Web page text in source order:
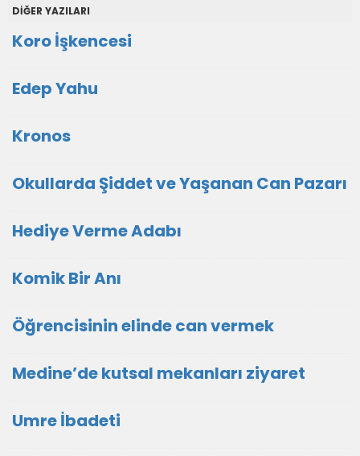
DİĞER YAZILARI
Koro İşkencesi
Edep Yahu
Kronos
Okullarda Şiddet ve Yaşanan Can Pazarı
Hediye Verme Adabı
Komik Bir Anı
Öğrencisinin elinde can vermek
Medine’de kutsal mekanları ziyaret
Umre İbadeti